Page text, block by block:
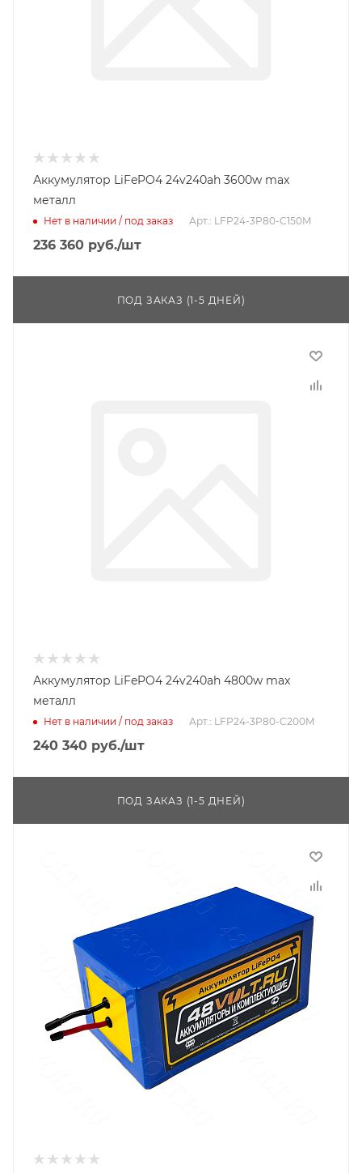
Аккумулятор LiFePO4 24v240ah 3600w max
металл
Нет в наличии / под заказ Арт.: LFP24-3P80-C150M
236 360 руб./шт
ПОД ЗАКАЗ (1-5 ДНЕЙ)
Аккумулятор LiFePO4 24v240ah 4800w max
металл
Нет в наличии / под заказ Арт.: LFP24-3P80-C200M
240 340 руб./шт
ПОД ЗАКАЗ (1-5 ДНЕЙ)